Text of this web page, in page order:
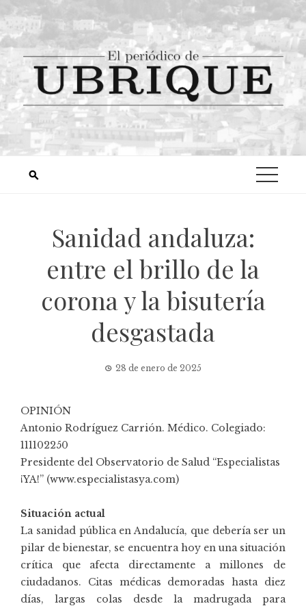
Sanidad andaluza:
entre el brillo de la
corona y la bisutería
desgastada
28 de enero de 2025
OPINIÓN
Antonio Rodríguez Carrión. Médico. Colegiado:
111102250
Presidente del Observatorio de Salud “Especialistas
¡YA!” (www.especialistasya.com)
Situación actual
La sanidad pública en Andalucía, que debería ser un
pilar de bienestar, se encuentra hoy en una situación
crítica que afecta directamente a millones de
ciudadanos. Citas médicas demoradas hasta diez
días, largas colas desde la madrugada para